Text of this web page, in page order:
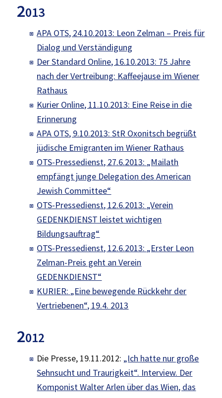
2013
APA OTS, 24.10.2013: Leon Zelman – Preis für
Dialog und Verständigung
Der Standard Online, 16.10.2013: 75 Jahre
nach der Vertreibung: Kaffeejause im Wiener
Rathaus
Kurier Online, 11.10.2013: Eine Reise in die
Erinnerung
APA OTS, 9.10.2013: StR Oxonitsch begrüßt
jüdische Emigranten im Wiener Rathaus
OTS-Pressedienst, 27.6.2013: „Mailath
empfängt junge Delegation des American
Jewish Committee“
OTS-Pressedienst, 12.6.2013: „Verein
GEDENKDIENST leistet wichtigen
Bildungsauftrag“
OTS-Pressedienst, 12.6.2013: „Erster Leon
Zelman-Preis geht an Verein
GEDENKDIENST“
KURIER: „Eine bewegende Rückkehr der
Vertriebenen“, 19.4. 2013
2012
Die Presse, 19.11.2012: „Ich hatte nur große
Sehnsucht und Traurigkeit“. Interview. Der
Komponist Walter Arlen über das Wien, das